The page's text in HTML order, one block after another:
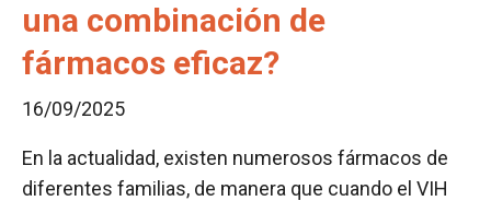
una combinación de
fármacos eficaz?
16/09/2025
En la actualidad, existen numerosos fármacos de
diferentes familias, de manera que cuando el VIH